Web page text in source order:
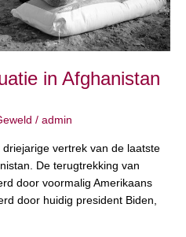
in Afghanistan
/ admin
vertrek van de laatste
De terugtrekking van
door voormalig Amerikaans
door huidig president Biden,